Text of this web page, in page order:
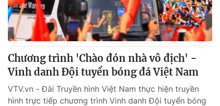
Chương trình 'Chào đón nhà vô địch' -
Vinh danh Đội tuyển bóng đá Việt Nam
VTV.vn - Đài Truyền hình Việt Nam thực hiện truyền
hình trực tiếp chương trình Vinh danh Đội tuyển bóng